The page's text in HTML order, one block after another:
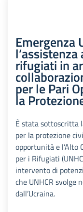
Emergenza
rifugiati in
per le Pari
la
È stata sottoscritta
per la protezione
opportunità e l’Alto
per i Rifugiati
intervento di
che UNHCR svolge
dall’Ucraina.